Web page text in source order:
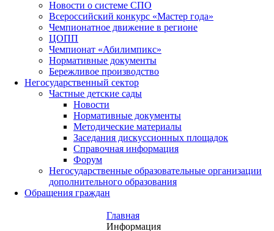
Новости о системе СПО
Всероссийский конкурс «Мастер года»
Чемпионатное движение в регионе
ЦОПП
Чемпионат «Абилимпикс»
Нормативные документы
Бережливое производство
Негосударственный сектор
Частные детские сады
Новости
Нормативные документы
Методические материалы
Заседания дискуссионных площадок
Справочная информация
Форум
Негосударственные образовательные организации
дополнительного образования
Обращения граждан
Главная
Информация